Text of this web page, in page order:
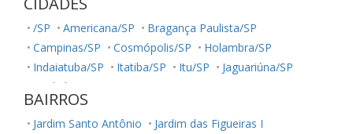
/SP Americana/SP
Bragança Paulista/SP
Campinas/SP
Cosmópolis/SP
Holambra/SP
Indaiatuba/SP
Itatiba/SP Itu/SP
Jaguariúna/SP
Jundiaí/SP
Morungaba/SP
Paulínia/SP
Salto/SP
Santa Bárbara D'Oeste/SP
BAIRROS
Jardim Santo Antônio
Jardim das Figueiras I